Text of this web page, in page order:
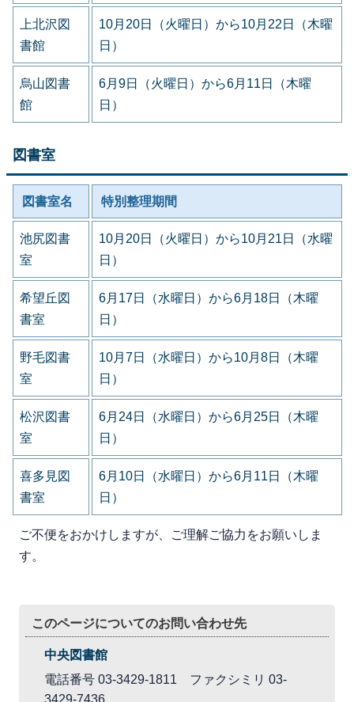
上北沢図
書館
10月20日（火曜日）から10月22日（木曜
日）
烏山図書
館
6月9日（火曜日）から6月11日（木曜
日）
図書室
図書室名 特別整理期間
池尻図書
室
10月20日（火曜日）から10月21日（水曜
日）
希望丘図
書室
6月17日（水曜日）から6月18日（木曜
日）
野毛図書
室
10月7日（水曜日）から10月8日（木曜
日）
松沢図書
室
6月24日（水曜日）から6月25日（木曜
日）
喜多見図
書室
6月10日（水曜日）から6月11日（木曜
日）
ご不便をおかけしますが、ご理解ご協力をお願いしま
す。
このページについてのお問い合わせ先
中央図書館
電話番号 03-3429-1811 ファクシミリ 03-